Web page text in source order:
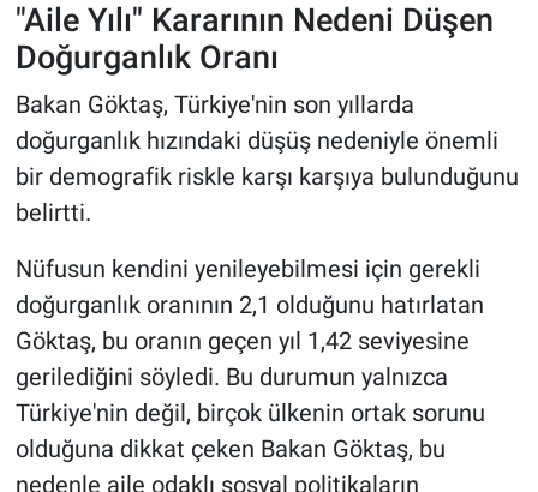
"Aile Yılı" Kararının Nedeni Düşen
Doğurganlık Oranı
Bakan Göktaş, Türkiye'nin son yıllarda
doğurganlık hızındaki düşüş nedeniyle önemli
bir demografik riskle karşı karşıya bulunduğunu
belirtti.
Nüfusun kendini yenileyebilmesi için gerekli
doğurganlık oranının 2,1 olduğunu hatırlatan
Göktaş, bu oranın geçen yıl 1,42 seviyesine
gerilediğini söyledi. Bu durumun yalnızca
Türkiye'nin değil, birçok ülkenin ortak sorunu
olduğuna dikkat çeken Bakan Göktaş, bu
nedenle aile odaklı sosyal politikaların